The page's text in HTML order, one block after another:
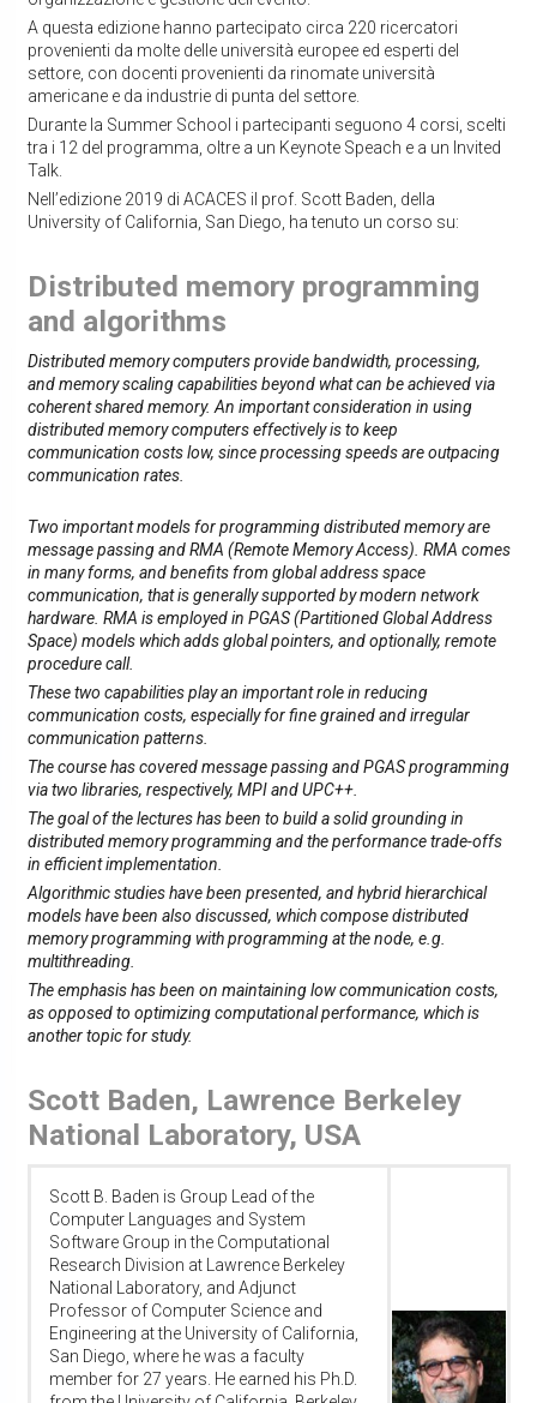
A questa edizione hanno partecipato circa 220 ricercatori
provenienti da molte delle università europee ed esperti del
settore, con docenti provenienti da rinomate università
americane e da industrie di punta del settore.
Durante la Summer School i partecipanti seguono 4 corsi, scelti
tra i 12 del programma, oltre a un Keynote Speach e a un Invited
Talk.
Nell’edizione 2019 di ACACES il prof. Scott Baden, della
University of California, San Diego, ha tenuto un corso su:
Distributed memory programming
and algorithms
Distributed memory computers provide bandwidth, processing,
and memory scaling capabilities beyond what can be achieved via
coherent shared memory. An important consideration in using
distributed memory computers effectively is to keep
communication costs low, since processing speeds are outpacing
communication rates.
Two important models for programming distributed memory are
message passing and RMA (Remote Memory Access). RMA comes
in many forms, and benefits from global address space
communication, that is generally supported by modern network
hardware. RMA is employed in PGAS (Partitioned Global Address
Space) models which adds global pointers, and optionally, remote
procedure call.
These two capabilities play an important role in reducing
communication costs, especially for fine grained and irregular
communication patterns.
The course has covered message passing and PGAS programming
via two libraries, respectively, MPI and UPC++.
The goal of the lectures has been to build a solid grounding in
distributed memory programming and the performance trade-offs
in efficient implementation.
Algorithmic studies have been presented, and hybrid hierarchical
models have been also discussed, which compose distributed
memory programming with programming at the node, e.g.
multithreading.
The emphasis has been on maintaining low communication costs,
as opposed to optimizing computational performance, which is
another topic for study.
Scott Baden, Lawrence Berkeley
National Laboratory, USA
Scott B. Baden is Group Lead of the
Computer Languages and System
Software Group in the Computational
Research Division at Lawrence Berkeley
National Laboratory, and Adjunct
Professor of Computer Science and
Engineering at the University of California,
San Diego, where he was a faculty
member for 27 years. He earned his Ph.D.